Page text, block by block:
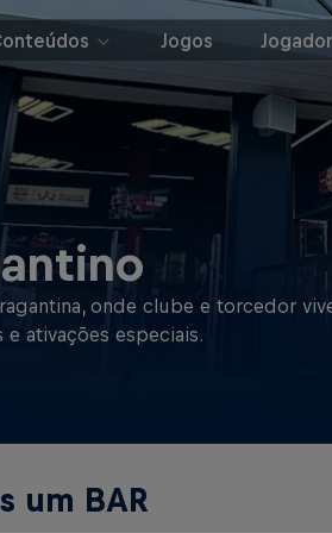
Jogos
onde clube e torcedor
ativações especiais.
um BAR